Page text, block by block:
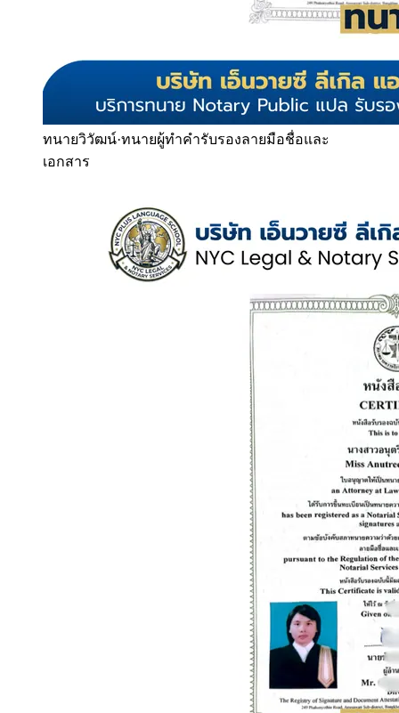
ทนายวิวัฒน์·ทนายผู้ทำคำรับรองลายมือชื่อและ
เอกสาร